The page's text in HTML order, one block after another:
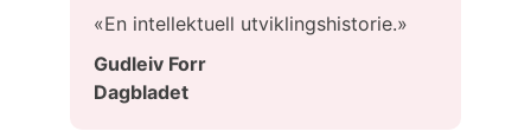
«En intellektuell utviklingshistorie.»
Gudleiv Forr
Dagbladet